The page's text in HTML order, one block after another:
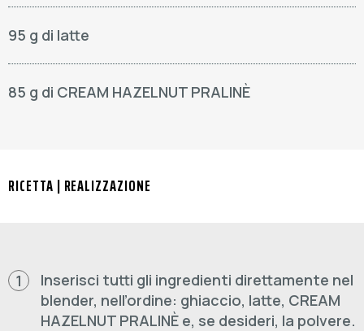
95 g di latte
85 g di CREAM HAZELNUT PRALINÈ
RICETTA | REALIZZAZIONE
1
Inserisci tutti gli ingredienti direttamente nel
blender, nell’ordine: ghiaccio, latte, CREAM
HAZELNUT PRALINÈ e, se desideri, la polvere.